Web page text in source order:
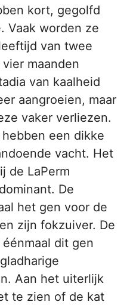
kort, gegolfd
Vaak worden ze
van twee
maanden
van kaalheid
aangroeien, maar
vaker verliezen.
een dikke
vacht. Het
de LaPerm
De
het gen voor de
zijn fokzuiver. De
dit gen
Aan het uiterlijk
te zien of de kat